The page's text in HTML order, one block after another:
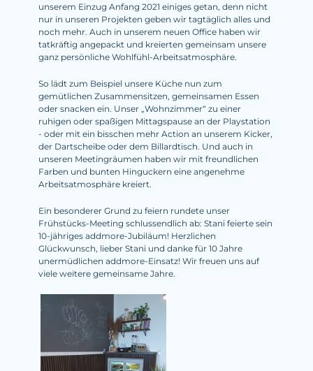
unserem Einzug Anfang 2021 einiges getan, denn nicht
nur in unseren Projekten geben wir tagtäglich alles und
noch mehr. Auch in unserem neuen Office haben wir
tatkräftig angepackt und kreierten gemeinsam unsere
ganz persönliche Wohlfühl-Arbeitsatmosphäre.
So lädt zum Beispiel unsere Küche nun zum
gemütlichen Zusammensitzen, gemeinsamen Essen
oder snacken ein. Unser „Wohnzimmer“ zu einer
ruhigen oder spaßigen Mittagspause an der Playstation
- oder mit ein bisschen mehr Action an unserem Kicker,
der Dartscheibe oder dem Billardtisch. Und auch in
unseren Meetingräumen haben wir mit freundlichen
Farben und bunten Hinguckern eine angenehme
Arbeitsatmosphäre kreiert.
Ein besonderer Grund zu feiern rundete unser
Frühstücks-Meeting schlussendlich ab: Stani feierte sein
10-jähriges addmore-Jubiläum! Herzlichen
Glückwunsch, lieber Stani und danke für 10 Jahre
unermüdlichen addmore-Einsatz! Wir freuen uns auf
viele weitere gemeinsame Jahre.